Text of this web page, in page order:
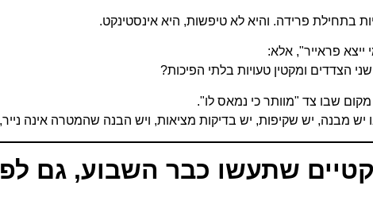
בתחילת פרידה. והיא לא טיפשות, היא אינסטינקט.
פראייר", אלא:
הצדדים ומקטין טעויות בלתי הפיכות?
שבו צד "מוותר כי נמאס לו".
יש מבנה, יש שקיפות, יש בדיקות מציאות, ויש הבנה שהמטרה אינה
שתעשו כבר השבוע, גם